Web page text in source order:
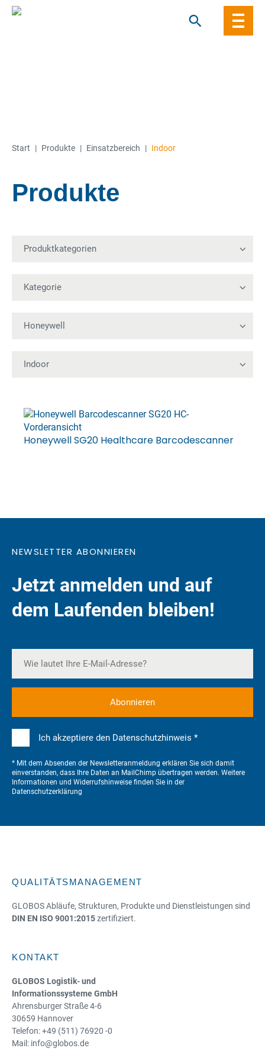
Start | Produkte | Einsatzbereich | Indoor
Produkte
Honeywell SG20 Healthcare Barcodescanner
NEWSLETTER ABONNIEREN
Jetzt anmelden und auf
dem Laufenden bleiben!
Ich akzeptiere den Datenschutzhinweis *
* Mit dem Absenden der Newsletteranmeldung erklären Sie sich damit
einverstanden, dass Ihre Daten an MailChimp übertragen werden. Weitere
Informationen und Widerrufshinweise finden Sie in der
Datenschutzerklärung
QUALITÄTSMANAGEMENT
GLOBOS Abläufe, Strukturen, Produkte und Dienstleistungen sind
DIN EN ISO 9001:2015zertifiziert.
KONTAKT
GLOBOS Logistik- und
Informationssysteme GmbH
Ahrensburger Straße 4-6
30659 Hannover
Telefon: +49 (511) 76920 -0
Mail: info@globos.de